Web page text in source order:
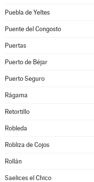
Puebla de Yeltes
Puente del Congosto
Puertas
Puerto de Béjar
Puerto Seguro
Rágama
Retortillo
Robleda
Robliza de Cojos
Rollán
Saelices el Chico